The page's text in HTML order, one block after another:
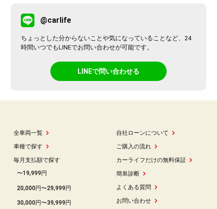
@carlife
ちょっとした分からないことや気になっていることなど、24
時間いつでもLINEでお問い合わせが可能です。
LINEで問い合わせる
全車両一覧
車種で探す
毎月支払額で探す
〜19,999円
20,000円〜29,999円
30,000円〜39,999円
自社ローンについて
ご購入の流れ
カーライフだけの無料保証
簡単診断
よくある質問
お問い合わせ